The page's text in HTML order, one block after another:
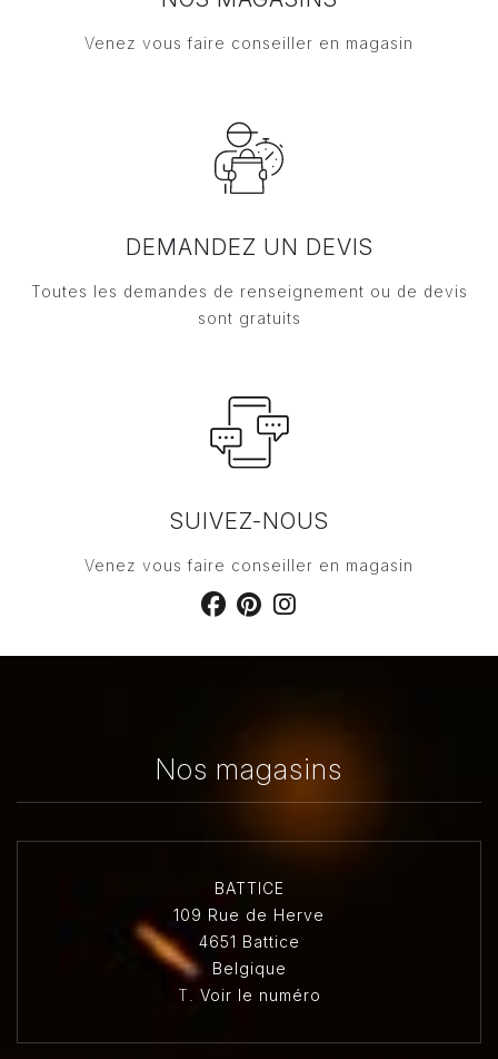
Venez vous faire conseiller en magasin
DEMANDEZ UN DEVIS
Toutes les demandes de renseignement ou de devis
sont gratuits
SUIVEZ-NOUS
Venez vous faire conseiller en magasin
Nos magasins
BATTICE
109 Rue de Herve
4651 Battice
Belgique
T. Voir le numéro